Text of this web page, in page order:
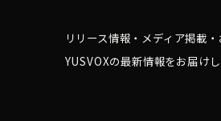
リリース情報・メディア掲載・
YUSVOXの最新情報をお届けし